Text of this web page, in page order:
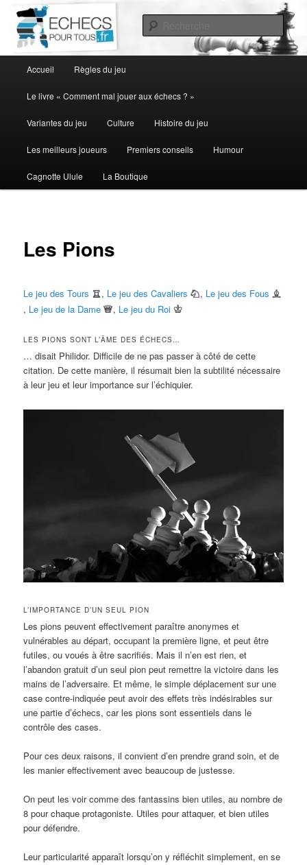
contenu
principal
principal
Accueil Règles du jeu
Le livre « Comment mal jouer aux échecs ? »
Variantes du jeu Culture Histoire du jeu
Les meilleurs joueurs Premiers conseils Humour
Cagnotte Ulule La Boutique
Les Pions
Le jeu des Tours , Le jeu des Cavaliers , Le jeu des Fous
, Le jeu de la Dame , Le jeu du Roi
LES PIONS SONT L’ÂME DES ÉCHECS…
… disait Philidor. Difficile de ne pas passer à côté de cette
citation. De cette manière, il résumait bien la subtilité nécessaire
à leur jeu et leur importance sur l’échiquier.
L’IMPORTANCE D’UN SEUL PION
Les pions peuvent effectivement paraître anonymes et
vulnérables au départ, occupant la première ligne, et peut être
futiles, ou voués à être sacrifiés. Mais il n’en est rien, et
l’abandon gratuit d’un seul pion peut remettre la victoire dans les
mains de l’adversaire. Et même, le simple déplacement sur une
case contre-indiquée peut avoir des effets très indésirables sur
une partie d’échecs, car les pions sont essentiels dans le
contrôle des cases.
Pour ces deux raisons, il convient d’en prendre grand soin, et de
les manier effectivement avec beaucoup de justesse.
On peut les voir comme des fantassins bien utiles, au nombre de
8 pour chaque protagoniste. Utiles pour attaquer, et bien utiles
pour défendre.
Leur particularité apparaît lorsqu’on y réfléchit simplement, en se